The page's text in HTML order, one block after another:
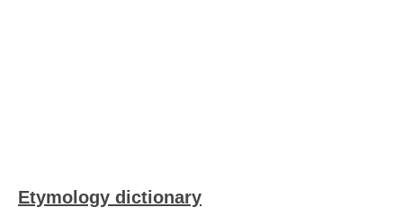
Etymology dictionary